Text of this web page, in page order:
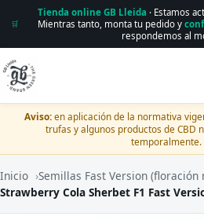
🛒
Tienda online GB Lleida · Estamos
Mientras tanto, monta tu pedido y
respondemos al
Aviso:en aplicación de la normativa
trufas y algunos productos de CBD
temporalmente.
Inicio ›Semillas Fast Version (floración
Strawberry Cola Sherbet F1 Fast